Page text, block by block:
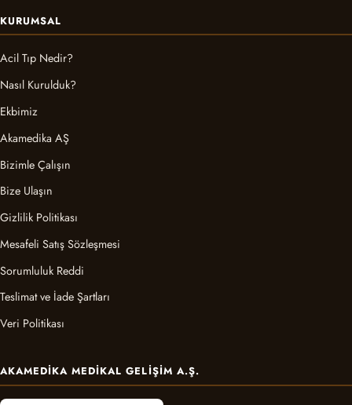
KURUMSAL
Acil Tıp Nedir?
Nasıl Kurulduk?
Ekbimiz
Akamedika AŞ
Bizimle Çalışın
Bize Ulaşın
Gizlilik Politikası
Mesafeli Satış Sözleşmesi
Sorumluluk Reddi
Teslimat ve İade Şartları
Veri Politikası
AKAMEDIKA MEDIKAL GELIŞIM A.Ş.